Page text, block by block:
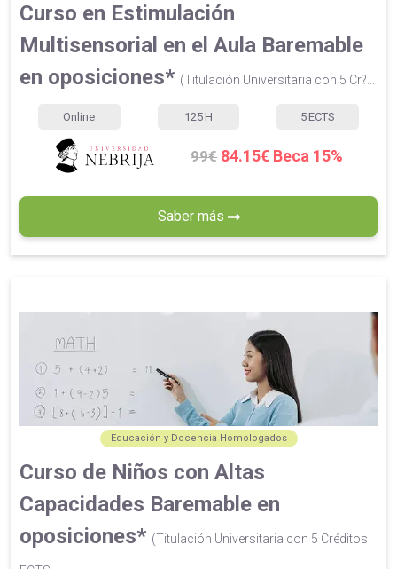
Curso en Estimulación
Multisensorial en el Aula Baremable
en oposiciones* (Titulación Universitaria con 5 Cr?...
Online 125 H 5 ECTS
99€ 84.15€ Beca 15%
Saber más
Educación y Docencia Homologados
Curso de Niños con Altas
Capacidades Baremable en
oposiciones* (Titulación Universitaria con 5 Créditos